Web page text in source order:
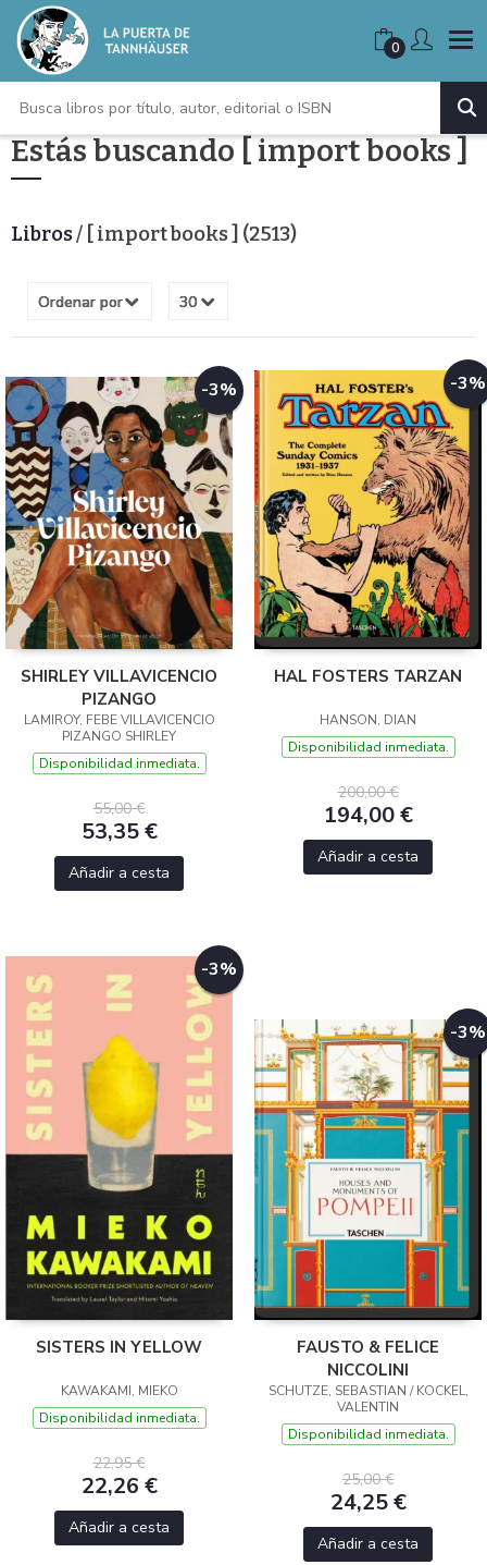
0
Estás buscando [ import books ]
Libros/ [ import books ] (2513)
-3%
SHIRLEY VILLAVICENCIO
PIZANGO
LAMIROY, FEBE VILLAVICENCIO
PIZANGO SHIRLEY
Disponibilidad inmediata.
55,00 €
53,35 €
Añadir a cesta
-3%
HAL FOSTERS TARZAN
HANSON, DIAN
Disponibilidad inmediata.
200,00 €
194,00 €
Añadir a cesta
-3%
SISTERS IN YELLOW
KAWAKAMI, MIEKO
Disponibilidad inmediata.
22,95 €
22,26 €
Añadir a cesta
-3%
FAUSTO & FELICE
NICCOLINI
SCHUTZE, SEBASTIAN / KOCKEL,
VALENTIN
Disponibilidad inmediata.
25,00 €
24,25 €
Añadir a cesta